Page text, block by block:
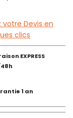
votre Devis en
clics
EXPRESS
1 an